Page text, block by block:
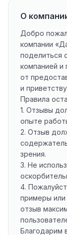
О
Добро
компании
поделиться
компанией и
от
и
Правила
1. Отзывы
опыте
2. Отзыв
зрения.
3. Не
4.
примеры или
отзыв
Благодарим